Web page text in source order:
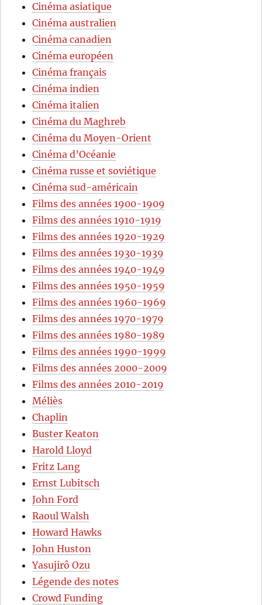
Cinéma asiatique
Cinéma australien
Cinéma canadien
Cinéma européen
Cinéma français
Cinéma indien
Cinéma italien
Cinéma du Maghreb
Cinéma du Moyen-Orient
Cinéma d’Océanie
Cinéma russe et soviétique
Cinéma sud-américain
Films des années 1900-1909
Films des années 1910-1919
Films des années 1920-1929
Films des années 1930-1939
Films des années 1940-1949
Films des années 1950-1959
Films des années 1960-1969
Films des années 1970-1979
Films des années 1980-1989
Films des années 1990-1999
Films des années 2000-2009
Films des années 2010-2019
Méliès
Chaplin
Buster Keaton
Harold Lloyd
Fritz Lang
Ernst Lubitsch
John Ford
Raoul Walsh
Howard Hawks
John Huston
Yasujirô Ozu
Légende des notes
Crowd Funding